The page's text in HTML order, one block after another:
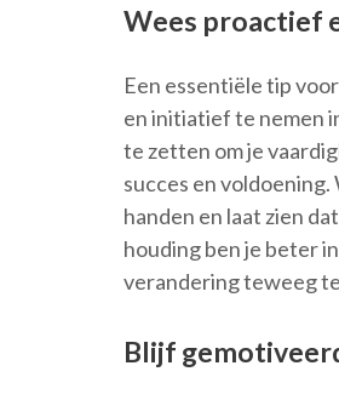
Wees proactief
Een essentiële tip
en initiatief te nemen
te zetten om je
succes en
handen en laat zien
houding ben je beter
verandering teweeg
Blijf